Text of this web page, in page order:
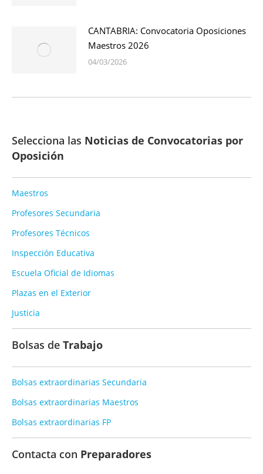
CANTABRIA: Convocatoria Oposiciones
Maestros 2026
04/03/2026
Selecciona las Noticias de Convocatorias por
Oposición
Maestros
Profesores Secundaria
Profesores Técnicos
Inspección Educativa
Escuela Oficial de Idiomas
Plazas en el Exterior
Justicia
Bolsas de Trabajo
Bolsas extraordinarias Secundaria
Bolsas extraordinarias Maestros
Bolsas extraordinarias FP
Contacta con Preparadores